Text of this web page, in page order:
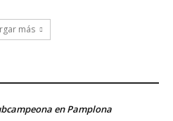
más
en Pamplona